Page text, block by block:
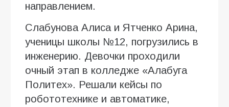
направлением.
Слабунова Алиса и Ятченко Арина,
ученицы школы №12, погрузились в
инженерию. Девочки проходили
очный этап в колледже «Алабуга
Политех». Решали кейсы по
робототехнике и автоматике,